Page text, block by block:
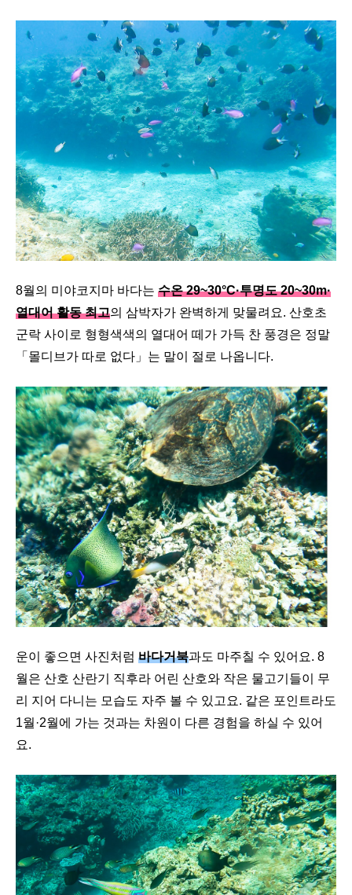
8월의 미야코지마 바다는 수온 29~30°C·투명도 20~30m·
열대어 활동 최고의 삼박자가 완벽하게 맞물려요. 산호초
군락 사이로 형형색색의 열대어 떼가 가득 찬 풍경은 정말
「몰디브가 따로 없다」는 말이 절로 나옵니다.
운이 좋으면 사진처럼 바다거북과도 마주칠 수 있어요. 8
월은 산호 산란기 직후라 어린 산호와 작은 물고기들이 무
리 지어 다니는 모습도 자주 볼 수 있고요. 같은 포인트라도
1월·2월에 가는 것과는 차원이 다른 경험을 하실 수 있어
요.